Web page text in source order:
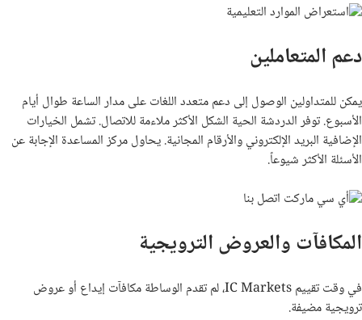
دعم المتعاملين
يمكن للمتداولين الوصول إلى دعم متعدد اللغات على مدار الساعة طوال أيام
الأسبوع. توفر الدردشة الحية الشكل الأكثر ملاءمة للاتصال. تشمل الخيارات
الإضافية البريد الإلكتروني والأرقام المجانية. يحاول مركز المساعدة الإجابة عن
الأسئلة الأكثر شيوعاً.
المكافآت والعروض الترويجية
في وقت تقييمIC Markets، لم تقدم الوساطة مكافآت إيداع أو عروض
ترويجية مضيفة.